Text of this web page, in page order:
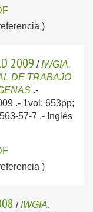
)
2009 / IWGIA.
DE TRABAJO
.-
.- 1vol; 653pp;
57-7 .- Inglés
)
/ IWGIA.